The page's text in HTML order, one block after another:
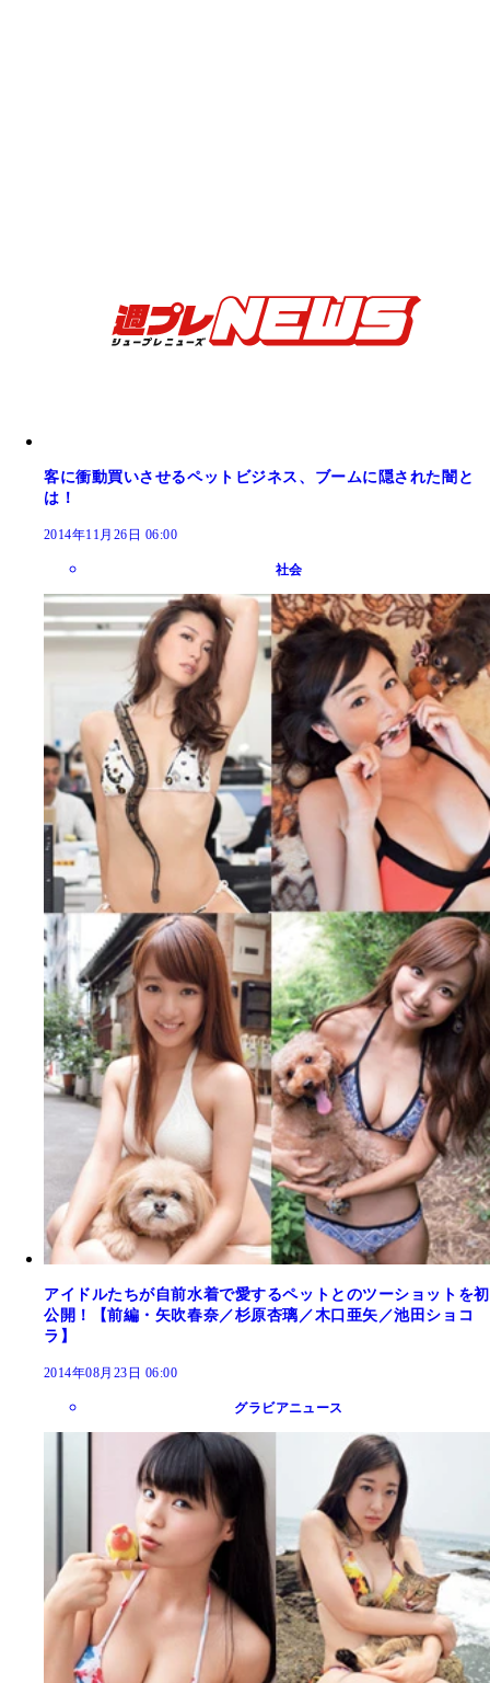
客に衝動買いさせるペットビジネス、ブームに隠された闇と
は！
2014年11月26日 06:00
社会
アイドルたちが自前水着で愛するペットとのツーショットを初
公開！【前編・矢吹春奈／杉原杏璃／木口亜矢／池田ショコ
ラ】
2014年08月23日 06:00
グラビアニュース